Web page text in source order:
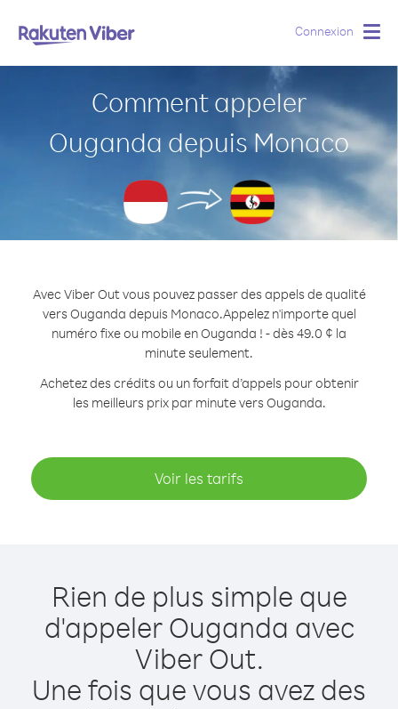
Connexion
Comment appeler
Ouganda depuis Monaco
Avec Viber Out vous pouvez passer des appels de qualité
vers Ouganda depuis Monaco.Appelez n'importe quel
numéro fixe ou mobile en Ouganda ! - dès 49.0 ¢ la
minute seulement.
Achetez des crédits ou un forfait d’appels pour obtenir
les meilleurs prix par minute vers Ouganda.
Voir les tarifs
Rien de plus simple que
d'appeler Ouganda avec
Viber Out.
Une fois que vous avez des